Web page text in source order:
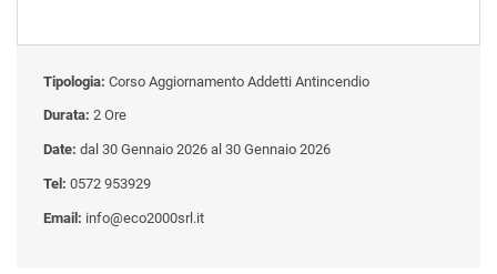
Tipologia: Corso Aggiornamento Addetti Antincendio
Durata: 2 Ore
Date: dal 30 Gennaio 2026 al 30 Gennaio 2026
Tel: 0572 953929
Email: info@eco2000srl.it